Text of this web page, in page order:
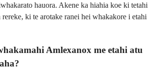
hauora. Akene ka hiahia koe ki tetahi
rereke, ki te arotake ranei hei whakakore i etahi
Amlexanox me etahi atu